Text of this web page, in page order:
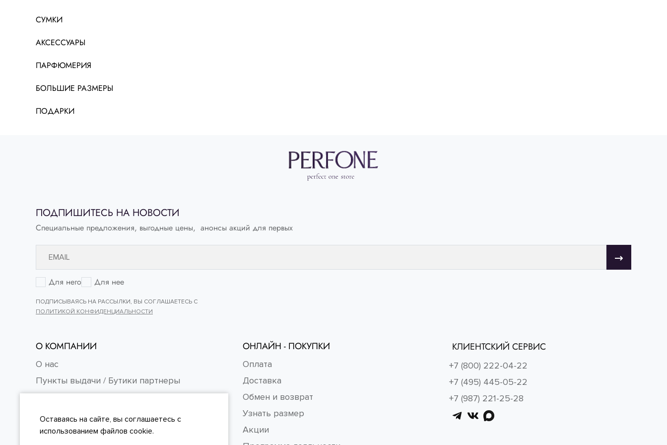
СУМКИ
АКСЕССУАРЫ
ПАРФЮМЕРИЯ
БОЛЬШИЕ РАЗМЕРЫ
ПОДАРКИ
ПОДПИШИТЕСЬ НА НОВОСТИ
Специальные предложения, выгодные цены, анонсы акций для первых
Для него Для нее
ПОДПИСЫВАЯСЬ НА РАССЫЛКИ, ВЫ СОГЛАШАЕТЕСЬ С
ПОЛИТИКОЙ КОНФИДЕНЦИАЛЬНОСТИ
О КОМПАНИИ
О нас
Пункты выдачи / Бутики партнеры
Контакты
FAQ
ОНЛАЙН - ПОКУПКИ
Оплата
Доставка
Обмен и возврат
Узнать размер
Акции
КЛИЕНТСКИЙ СЕРВИС
+7 (800) 222-04-22
+7 (495) 445-05-22
+7 (987) 221-25-28
Оставаясь на сайте, вы соглашаетесь с
использованием файлов cookie.